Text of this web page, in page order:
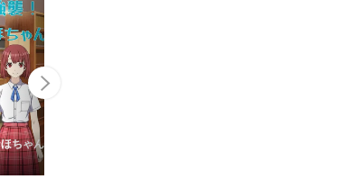
ちゃん 7